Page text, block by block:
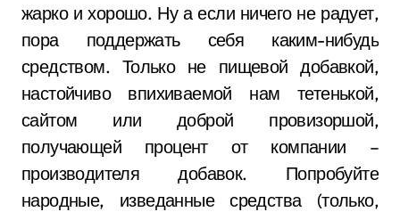
жарко и хорошо. Ну а если ничего не радует,
пора поддержать себя каким-нибудь
средством. Только не пищевой добавкой,
настойчиво впихиваемой нам тетенькой,
сайтом или доброй провизоршой,
получающей процент от компании –
производителя добавок. Попробуйте
народные, изведанные средства (только,